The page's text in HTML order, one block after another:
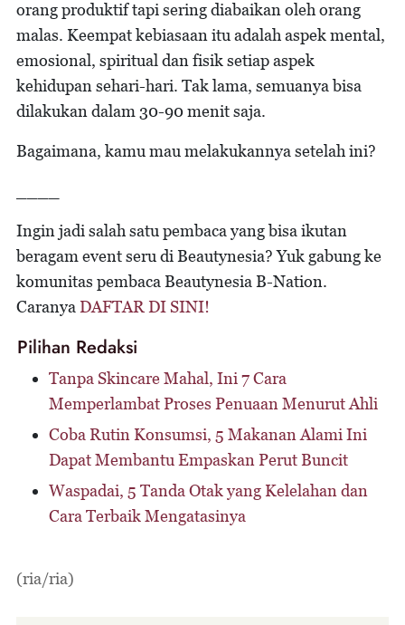
orang produktif tapi sering diabaikan oleh orang
malas. Keempat kebiasaan itu adalah aspek mental,
emosional, spiritual dan fisik setiap aspek
kehidupan sehari-hari. Tak lama, semuanya bisa
dilakukan dalam 30-90 menit saja.
Bagaimana, kamu mau melakukannya setelah ini?
Ingin jadi salah satu pembaca yang bisa ikutan
beragam event seru di Beautynesia? Yuk gabung ke
komunitas pembaca Beautynesia B-Nation.
CaranyaDAFTAR DI SINI!
Pilihan Redaksi
Tanpa Skincare Mahal, Ini 7 Cara
Memperlambat Proses Penuaan Menurut Ahli
Coba Rutin Konsumsi, 5 Makanan Alami Ini
Dapat Membantu Empaskan Perut Buncit
Waspadai, 5 Tanda Otak yang Kelelahan dan
Cara Terbaik Mengatasinya
(ria/ria)